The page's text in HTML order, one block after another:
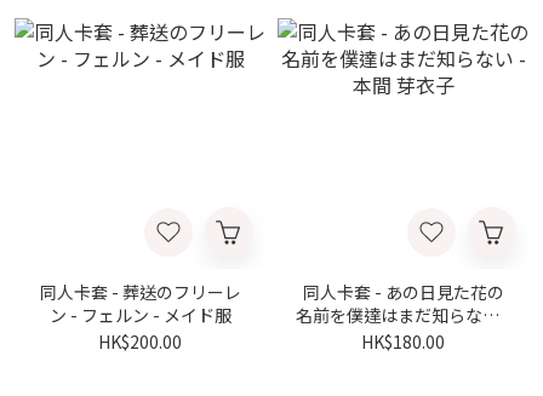
同人卡套 - 葬送のフリーレ
ン - フェルン - メイド服
HK$200.00
同人卡套 - あの日見た花の
名前を僕達はまだ知らない -
本間 芽衣子
HK$180.00